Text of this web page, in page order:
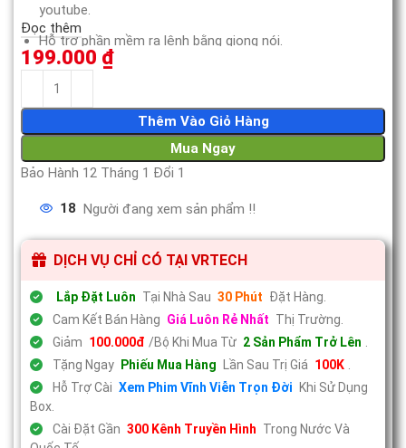
youtube.
Hỗ trợ phần mềm ra lệnh bằng giọng nói.
Đèn LED thay đổi màu sắc hợp thẫm mỹ.
Đọc thêm
199.000 ₫
Thêm Vào Giỏ Hàng
Mua Ngay
Bảo Hành 12 Tháng 1 Đổi 1
18 Người đang xem sản phẩm !!
DỊCH VỤ CHỈ CÓ TẠI VRTECH
Lắp Đặt Luôn Tại Nhà Sau 30 Phút Đặt Hàng.
Cam Kết Bán Hàng Giá Luôn Rẻ Nhất Thị Trường.
Giảm 100.000đ /Bộ Khi Mua Từ 2 Sản Phẩm Trở Lên
Tặng Ngay
Phiếu Mua Hàng Lần Sau Trị Giá 100K
Hỗ Trợ Cài Xem Phim Vĩnh Viễn Trọn Đời
Khi Sử Dụng
Box.
Cài Đặt Gần 300 Kênh Truyền Hình Trong Nước Và